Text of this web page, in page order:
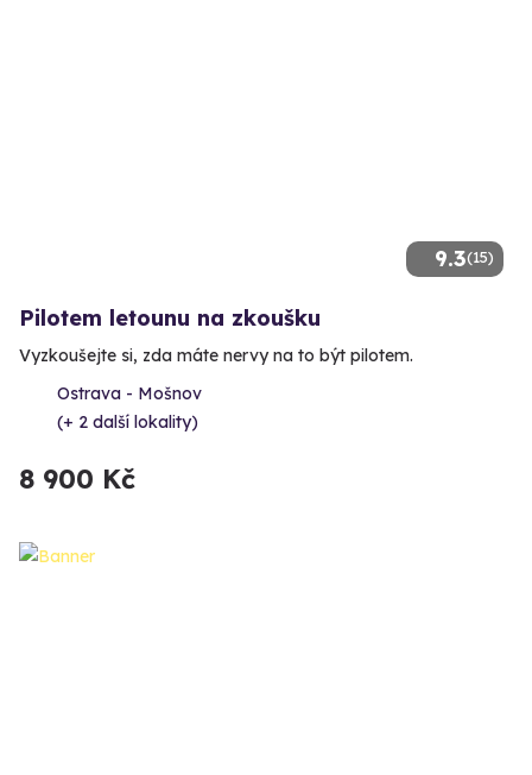
9.3(15)
Pilotem letounu na zkoušku
Vyzkoušejte si, zda máte nervy na to být pilotem.
Ostrava - Mošnov
(+ 2 další lokality)
8 900 Kč